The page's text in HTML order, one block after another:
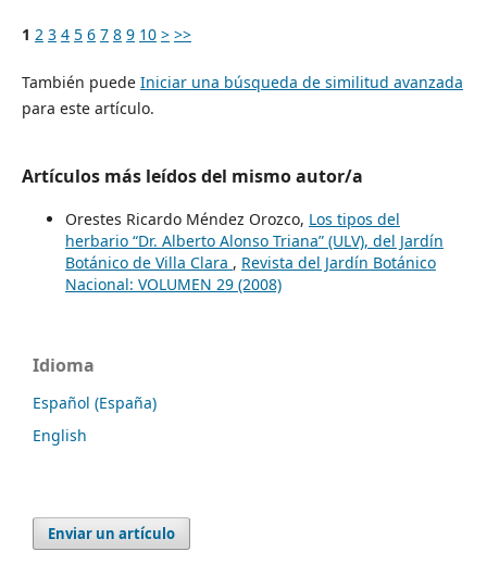
1 2 3 4 5 6 7 8 9 10 > >>
También puede Iniciar una búsqueda de similitud avanzada
para este artículo.
Artículos más leídos del mismo autor/a
Orestes Ricardo Méndez Orozco, Los tipos del
herbario “Dr. Alberto Alonso Triana” (ULV), del Jardín
Botánico de Villa Clara , Revista del Jardín Botánico
Nacional: VOLUMEN 29 (2008)
Idioma
Español (España)
English
Enviar un artículo